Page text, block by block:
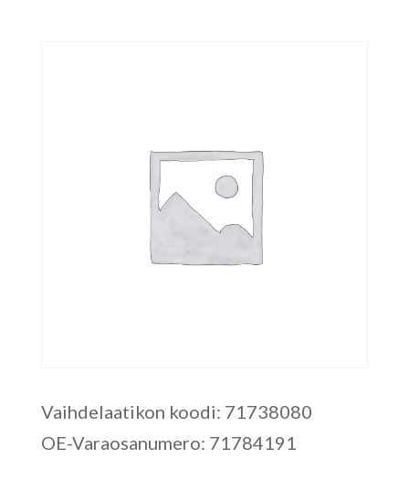
Vaihdelaatikon koodi: 71738080
OE-Varaosanumero: 71784191